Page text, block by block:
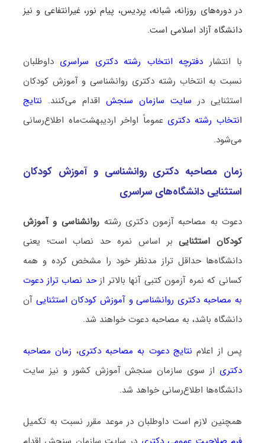
در دوره‌های روزانه، شبانه، پردیس، پیام نور، غیرانتفاعی و نیز
دانشگاه آزاد اسلامی است.
با انتشار دفترچه انتخاب رشته دکتری سراسری داوطلبان
نسبت به انتخاب رشته دکتری روانشناسی و آموزش کودکان
استثنایی در سایت سازمان سنجش اقدام می‌کنند. نتایج
انتخاب رشته دکتری عموماً اواخر اردیبهشت‌ماه اطلاع‌رسانی
می‌شود.
زمان مصاحبه دکتری روانشناسی و آموزش کودکان
استثنایی دانشگاه‌های سراسری
دعوت به مصاحبه آزمون دکتری رشته روانشناسی و آموزش
کودکان استثناییبر اساس نمره حد نصاب است؛ یعنی
دانشگاه‌ها حداقل تراز مدنظر خود را مشخص کرده و همه
کسانی که نمره آزمون کتبی آنها بالاتر ازحد نصاب تراز دعوت
به مصاحبه دکتری روانشناسی و آموزش کودکان استثنایی آن
دانشگاه باشد، به مصاحبه دعوت خواهند شد.
پس از اعلام نتایج دعوت به مصاحبه دکتری، زمان مصاحبه
دکتری از سوی سازمان سنجش آموزش کشور و نیز سایت
دانشگاه‌ها اطلاع‌رسانی خواهد شد.
همچنین لازم است داوطلبان در موعد مقرر نسبت به تکمیل